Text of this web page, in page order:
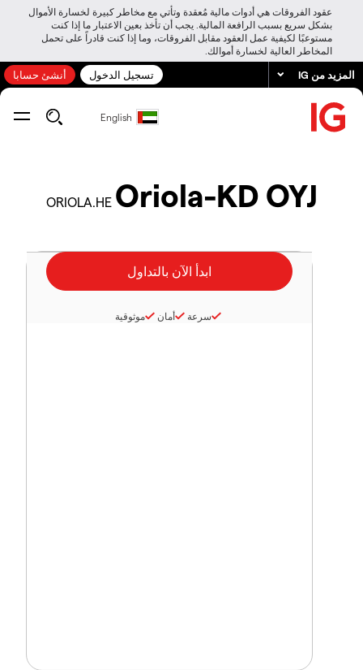
عقود الفروقات هي أدوات مالية مُعقدة وتأتي مع مخاطر كبيرة لخسارة الأموال
بشكل سريع بسبب الرافعة المالية. يجب أن تأخذ بعين الاعتبار ما إذا كنت
مستوعبًا لكيفية عمل العقود مقابل الفروقات، وما إذا كنت قادراً على تحمل
المخاطر العالية لخسارة أموالك.
المزيد من IG تسجيل الدخول أنشئ حسابا
English
Oriola-KD OYJ
ORIOLA.HE
سرعة أمان موثوقية